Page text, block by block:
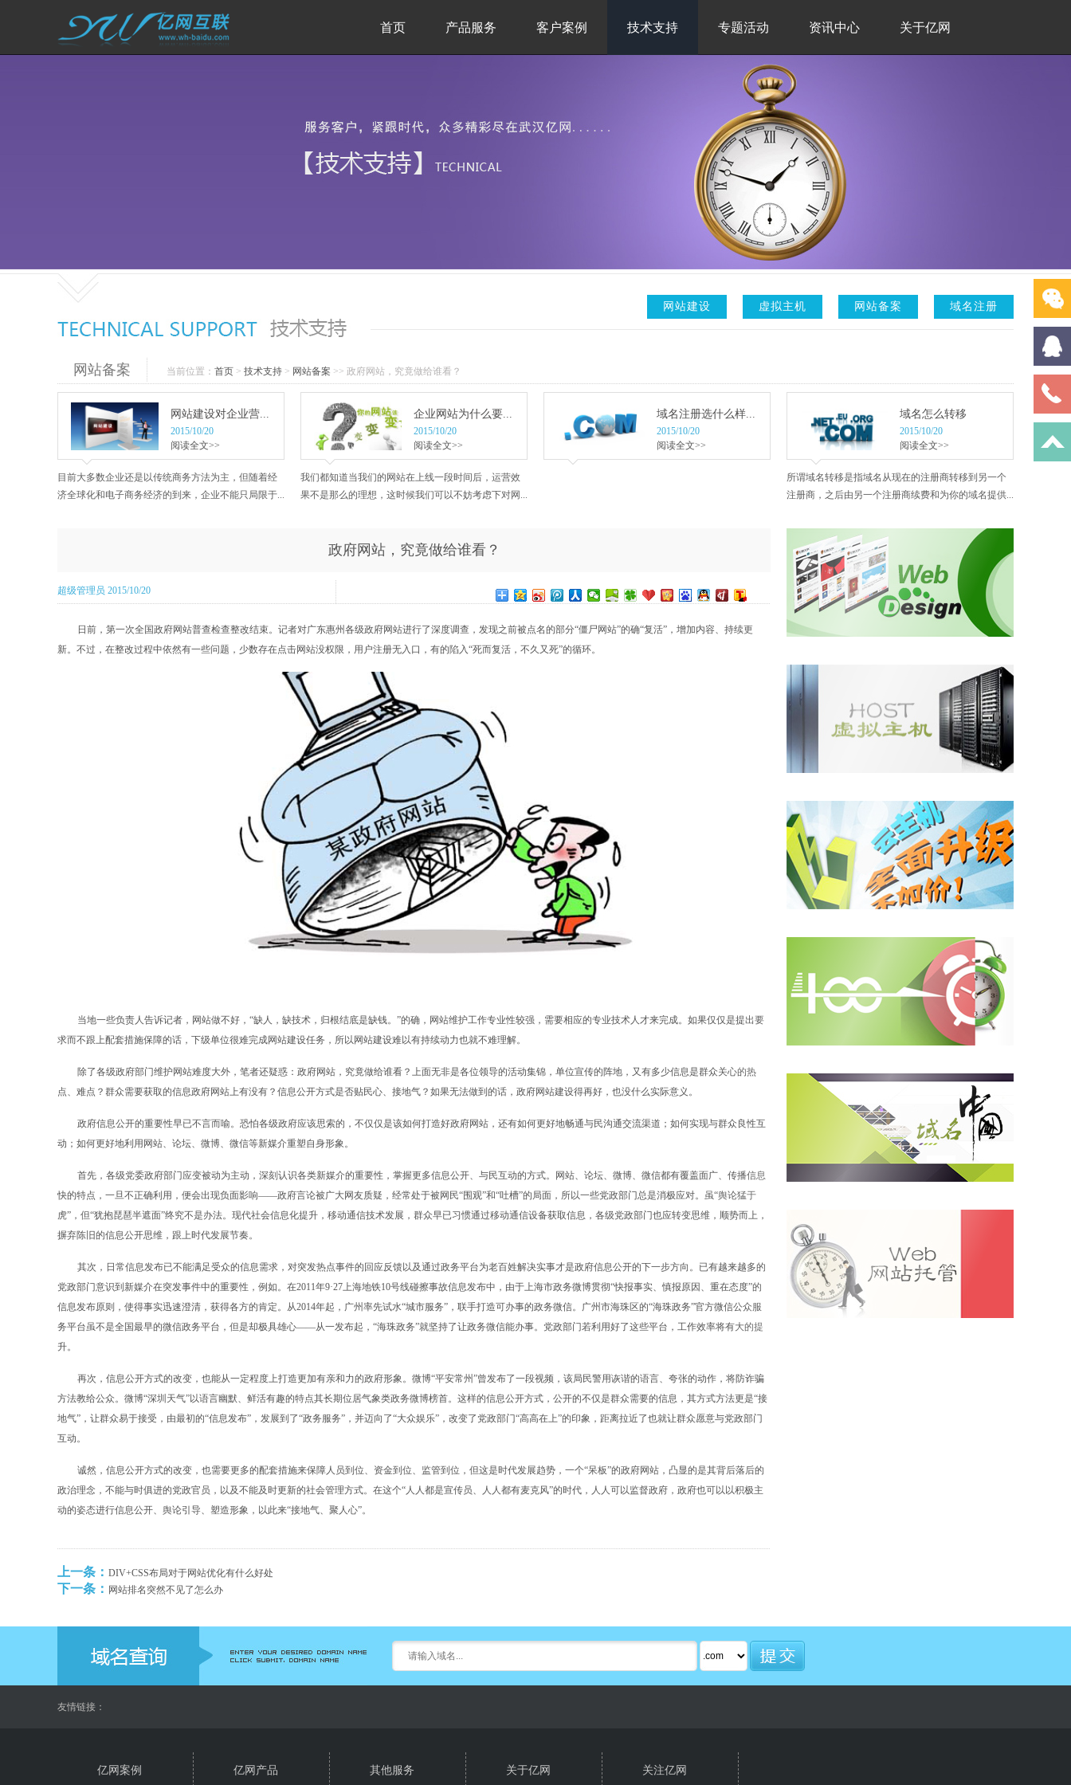
首页 产品服务 客户案例 技术支持 专题活动 资讯中心 关于亿网
域名注册
网站备案
虚拟主机
网站建设
网站备案 当前位置： 首页 > 技术支持 > 网站备案 >> 政府网站，究竟做给谁看？
网站建设对企业营...
2015/10/20
阅读全文>>
目前大多数企业还是以传统商务方法为主，但随着经
济全球化和电子商务经济的到来，企业不能只局限于...
企业网站为什么要...
2015/10/20
阅读全文>>
我们都知道当我们的网站在上线一段时间后，运营效
果不是那么的理想，这时候我们可以不妨考虑下对网...
域名注册选什么样...
2015/10/20
阅读全文>>
域名怎么转移
2015/10/20
阅读全文>>
所谓域名转移是指域名从现在的注册商转移到另一个
注册商，之后由另一个注册商续费和为你的域名提供...
政府网站，究竟做给谁看？
超级管理员 2015/10/20
日前，第一次全国政府网站普查检查整改结束。记者对广东惠州各级政府网站进行了深度调查，发现之前被点名的部分“僵尸网站”的确“复活”，增加内容、持续更
新。不过，在整改过程中依然有一些问题，少数存在点击网站没权限，用户注册无入口，有的陷入“死而复活，不久又死”的循环。
当地一些负责人告诉记者，网站做不好，“缺人，缺技术，归根结底是缺钱。”的确，网站维护工作专业性较强，需要相应的专业技术人才来完成。如果仅仅是提出要
求而不跟上配套措施保障的话，下级单位很难完成网站建设任务，所以网站建设难以有持续动力也就不难理解。
除了各级政府部门维护网站难度大外，笔者还疑惑：政府网站，究竟做给谁看？上面无非是各位领导的活动集锦，单位宣传的阵地，又有多少信息是群众关心的热
点、难点？群众需要获取的信息政府网站上有没有？信息公开方式是否贴民心、接地气？如果无法做到的话，政府网站建设得再好，也没什么实际意义。
政府信息公开的重要性早已不言而喻。恐怕各级政府应该思索的，不仅仅是该如何打造好政府网站，还有如何更好地畅通与民沟通交流渠道；如何实现与群众良性互
动；如何更好地利用网站、论坛、微博、微信等新媒介重塑自身形象。
首先，各级党委政府部门应变被动为主动，深刻认识各类新媒介的重要性，掌握更多信息公开、与民互动的方式。网站、论坛、微博、微信都有覆盖面广、传播信息
快的特点，一旦不正确利用，便会出现负面影响——政府言论被广大网友质疑，经常处于被网民“围观”和“吐槽”的局面，所以一些党政部门总是消极应对。虽“舆论猛于
虎”，但“犹抱琵琶半遮面”终究不是办法。现代社会信息化提升，移动通信技术发展，群众早已习惯通过移动通信设备获取信息，各级党政部门也应转变思维，顺势而上，
摒弃陈旧的信息公开思维，跟上时代发展节奏。
其次，日常信息发布已不能满足受众的信息需求，对突发热点事件的回应反馈以及通过政务平台为老百姓解决实事才是政府信息公开的下一步方向。已有越来越多的
党政部门意识到新媒介在突发事件中的重要性，例如。在2011年9·27上海地铁10号线碰擦事故信息发布中，由于上海市政务微博贯彻“快报事实、慎报原因、重在态度”的
信息发布原则，使得事实迅速澄清，获得各方的肯定。从2014年起，广州率先试水“城市服务”，联手打造可办事的政务微信。广州市海珠区的“海珠政务”官方微信公众服
务平台虽不是全国最早的微信政务平台，但是却极具雄心——从一发布起，“海珠政务”就坚持了让政务微信能办事。党政部门若利用好了这些平台，工作效率将有大的提
升。
再次，信息公开方式的改变，也能从一定程度上打造更加有亲和力的政府形象。微博“平安常州”曾发布了一段视频，该局民警用诙谐的语言、夸张的动作，将防诈骗
方法教给公众。微博“深圳天气”以语言幽默、鲜活有趣的特点其长期位居气象类政务微博榜首。这样的信息公开方式，公开的不仅是群众需要的信息，其方式方法更是“接
地气”，让群众易于接受，由最初的“信息发布”，发展到了“政务服务”，并迈向了“大众娱乐”，改变了党政部门“高高在上”的印象，距离拉近了也就让群众愿意与党政部门
互动。
诚然，信息公开方式的改变，也需要更多的配套措施来保障人员到位、资金到位、监管到位，但这是时代发展趋势，一个“呆板”的政府网站，凸显的是其背后落后的
政治理念，不能与时俱进的党政官员，以及不能及时更新的社会管理方式。在这个“人人都是宣传员、人人都有麦克风”的时代，人人可以监督政府，政府也可以以积极主
动的姿态进行信息公开、舆论引导、塑造形象，以此来“接地气、聚人心”。
上一条： DIV+CSS布局对于网站优化有什么好处
下一条： 网站排名突然不见了怎么办
友情链接：
亿网案例 亿网产品 其他服务 关于亿网 关注亿网